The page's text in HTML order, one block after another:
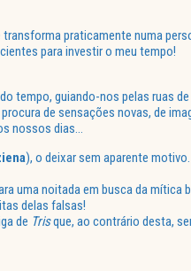
transforma praticamente numa
para investir o meu tempo!
tempo, guiando-nos pelas ruas de
de sensações novas, de
nossos dias…
), o deixar sem aparente
uma noitada em busca da mítica
delas falsas!
de Trisque, ao contrário desta,